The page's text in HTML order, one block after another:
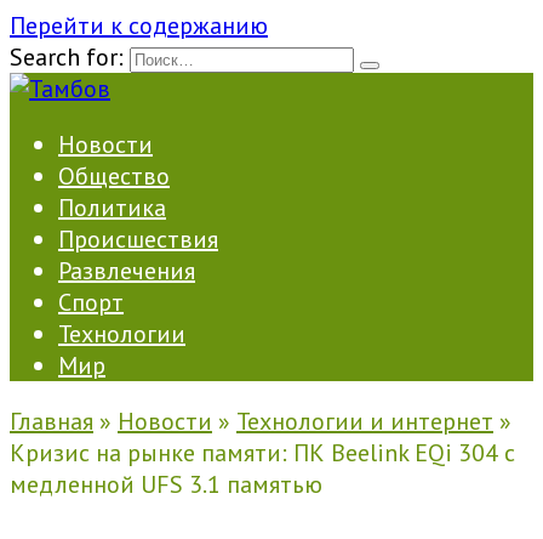
Перейти к содержанию
Search for:
Новости
Общество
Политика
Происшествия
Развлечения
Спорт
Технологии
Мир
Главная » Новости » Технологии и интернет »
Кризис на рынке памяти: ПК Beelink EQi 304 с
медленной UFS 3.1 памятью